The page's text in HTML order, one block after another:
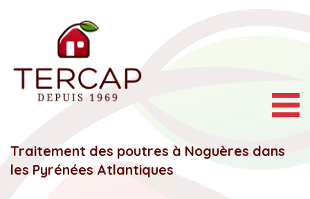
Traitement des poutres à Noguères dans
les Pyrénées Atlantiques